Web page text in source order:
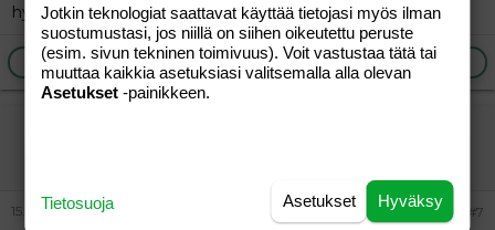
hyvin.
Vastaa
Ilmoita asiaton viesti
15.02.2005 #7
Jotkin teknologiat saattavat käyttää tietojasi myös ilman
suostumustasi, jos niillä on siihen oikeutettu peruste
(esim. sivun tekninen toimivuus). Voit vastustaa tätä tai
muuttaa kaikkia asetuksiasi valitsemalla alla olevan
Asetukset -painikkeen.
Hyväksy
Asetukset
Tietosuoja